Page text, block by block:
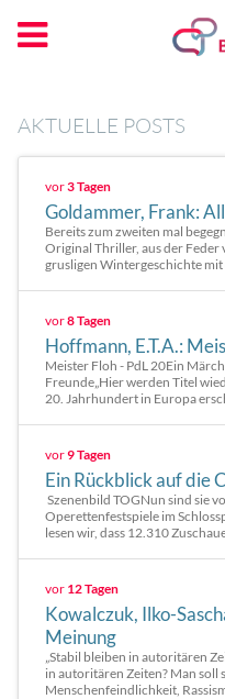
AKTUELLE POSTS
vor3 Tagen
Goldammer, Frank:
Bereits zum zweiten mal
Original Thriller, aus der Feder
grusligen Wintergeschichte mit
vor8 Tagen
Hoffmann, E.T.A.:
Meister Floh - PdL 20Ein
Freunde„Hier werden Titel
20. Jahrhundert in Europa
vor9 Tagen
Ein Rückblick auf die
Szenenbild TOGNun sind sie
Operettenfestspiele im
lesen wir, dass 12.310
vor 12 Tagen
Kowalczuk, Ilko-
Meinung
„Stabil bleiben in autoritären
in autoritären Zeiten? Man soll
Menschenfeindlichkeit,